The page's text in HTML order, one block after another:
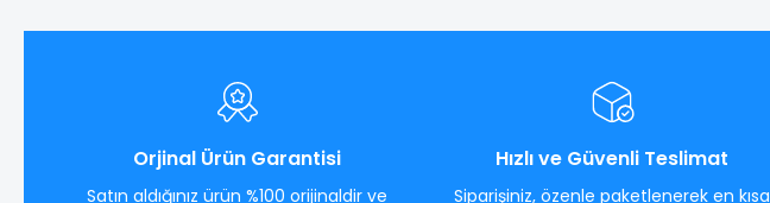
Orjinal Ürün Garantisi
Satın aldığınız ürün %100 orijinaldir ve
Hızlı ve Güvenli Teslimat
Siparişiniz, özenle paketlenerek en kısa